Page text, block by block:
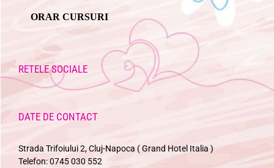
ORAR CURSURI
RETELE SOCIALE
DATE DE CONTACT
Strada Trifoiului 2, Cluj-Napoca ( Grand Hotel Italia )
Telefon:0745 030 552